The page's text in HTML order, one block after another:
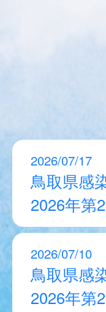
2026/07/17
鳥取県感
2026年第
2026/07/10
鳥取県感
2026年第